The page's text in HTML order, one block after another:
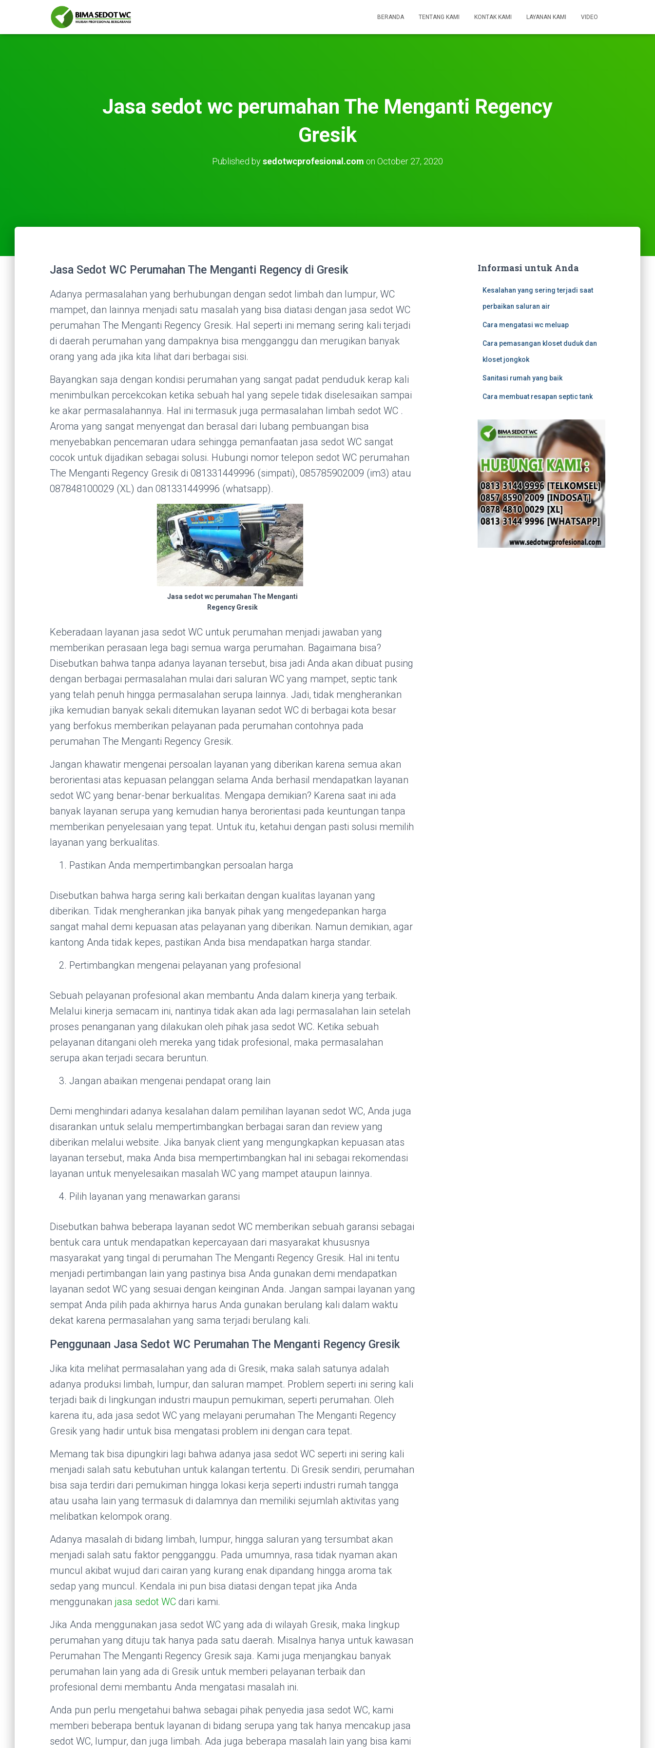
BERANDA TENTANG KAMI KONTAK KAMI LAYANAN KAMI VIDEO
Jasa sedot wc perumahan The Menganti Regency
Gresik
Published bysedotwcprofesional.com on October 27, 2020
Jasa Sedot WC Perumahan The Menganti Regency di Gresik
Adanya permasalahan yang berhubungan dengan sedot limbah dan lumpur, WC
mampet, dan lainnya menjadi satu masalah yang bisa diatasi dengan jasa sedot WC
perumahan The Menganti Regency Gresik. Hal seperti ini memang sering kali terjadi
di daerah perumahan yang dampaknya bisa mengganggu dan merugikan banyak
orang yang ada jika kita lihat dari berbagai sisi.
Bayangkan saja dengan kondisi perumahan yang sangat padat penduduk kerap kali
menimbulkan percekcokan ketika sebuah hal yang sepele tidak diselesaikan sampai
ke akar permasalahannya. Hal ini termasuk juga permasalahan limbah sedot WC .
Aroma yang sangat menyengat dan berasal dari lubang pembuangan bisa
menyebabkan pencemaran udara sehingga pemanfaatan jasa sedot WC sangat
cocok untuk dijadikan sebagai solusi. Hubungi nomor telepon sedot WC perumahan
The Menganti Regency Gresik di 081331449996 (simpati), 085785902009 (im3) atau
087848100029 (XL) dan 081331449996 (whatsapp).
Jasa sedot wc perumahan The Menganti
Regency Gresik
Keberadaan layanan jasa sedot WC untuk perumahan menjadi jawaban yang
memberikan perasaan lega bagi semua warga perumahan. Bagaimana bisa?
Disebutkan bahwa tanpa adanya layanan tersebut, bisa jadi Anda akan dibuat pusing
dengan berbagai permasalahan mulai dari saluran WC yang mampet, septic tank
yang telah penuh hingga permasalahan serupa lainnya. Jadi, tidak mengherankan
jika kemudian banyak sekali ditemukan layanan sedot WC di berbagai kota besar
yang berfokus memberikan pelayanan pada perumahan contohnya pada
perumahan The Menganti Regency Gresik.
Jangan khawatir mengenai persoalan layanan yang diberikan karena semua akan
berorientasi atas kepuasan pelanggan selama Anda berhasil mendapatkan layanan
sedot WC yang benar-benar berkualitas. Mengapa demikian? Karena saat ini ada
banyak layanan serupa yang kemudian hanya berorientasi pada keuntungan tanpa
memberikan penyelesaian yang tepat. Untuk itu, ketahui dengan pasti solusi memilih
layanan yang berkualitas.
Pastikan Anda mempertimbangkan persoalan harga
Disebutkan bahwa harga sering kali berkaitan dengan kualitas layanan yang
diberikan. Tidak mengherankan jika banyak pihak yang mengedepankan harga
sangat mahal demi kepuasan atas pelayanan yang diberikan. Namun demikian, agar
kantong Anda tidak kepes, pastikan Anda bisa mendapatkan harga standar.
Pertimbangkan mengenai pelayanan yang profesional
Sebuah pelayanan profesional akan membantu Anda dalam kinerja yang terbaik.
Melalui kinerja semacam ini, nantinya tidak akan ada lagi permasalahan lain setelah
proses penanganan yang dilakukan oleh pihak jasa sedot WC. Ketika sebuah
pelayanan ditangani oleh mereka yang tidak profesional, maka permasalahan
serupa akan terjadi secara beruntun.
Jangan abaikan mengenai pendapat orang lain
Demi menghindari adanya kesalahan dalam pemilihan layanan sedot WC, Anda juga
disarankan untuk selalu mempertimbangkan berbagai saran dan review yang
diberikan melalui website. Jika banyak client yang mengungkapkan kepuasan atas
layanan tersebut, maka Anda bisa mempertimbangkan hal ini sebagai rekomendasi
layanan untuk menyelesaikan masalah WC yang mampet ataupun lainnya.
Pilih layanan yang menawarkan garansi
Disebutkan bahwa beberapa layanan sedot WC memberikan sebuah garansi sebagai
bentuk cara untuk mendapatkan kepercayaan dari masyarakat khususnya
masyarakat yang tingal di perumahan The Menganti Regency Gresik. Hal ini tentu
menjadi pertimbangan lain yang pastinya bisa Anda gunakan demi mendapatkan
layanan sedot WC yang sesuai dengan keinginan Anda. Jangan sampai layanan yang
sempat Anda pilih pada akhirnya harus Anda gunakan berulang kali dalam waktu
dekat karena permasalahan yang sama terjadi berulang kali.
Penggunaan Jasa Sedot WC Perumahan The Menganti Regency Gresik
Jika kita melihat permasalahan yang ada di Gresik, maka salah satunya adalah
adanya produksi limbah, lumpur, dan saluran mampet. Problem seperti ini sering kali
terjadi baik di lingkungan industri maupun pemukiman, seperti perumahan. Oleh
karena itu, ada jasa sedot WC yang melayani perumahan The Menganti Regency
Gresik yang hadir untuk bisa mengatasi problem ini dengan cara tepat.
Memang tak bisa dipungkiri lagi bahwa adanya jasa sedot WC seperti ini sering kali
menjadi salah satu kebutuhan untuk kalangan tertentu. Di Gresik sendiri, perumahan
bisa saja terdiri dari pemukiman hingga lokasi kerja seperti industri rumah tangga
atau usaha lain yang termasuk di dalamnya dan memiliki sejumlah aktivitas yang
melibatkan kelompok orang.
Adanya masalah di bidang limbah, lumpur, hingga saluran yang tersumbat akan
menjadi salah satu faktor pengganggu. Pada umumnya, rasa tidak nyaman akan
muncul akibat wujud dari cairan yang kurang enak dipandang hingga aroma tak
sedap yang muncul. Kendala ini pun bisa diatasi dengan tepat jika Anda
menggunakan jasa sedot WC dari kami.
Jika Anda menggunakan jasa sedot WC yang ada di wilayah Gresik, maka lingkup
perumahan yang dituju tak hanya pada satu daerah. Misalnya hanya untuk kawasan
Perumahan The Menganti Regency Gresik saja. Kami juga menjangkau banyak
perumahan lain yang ada di Gresik untuk memberi pelayanan terbaik dan
profesional demi membantu Anda mengatasi masalah ini.
Anda pun perlu mengetahui bahwa sebagai pihak penyedia jasa sedot WC, kami
memberi beberapa bentuk layanan di bidang serupa yang tak hanya mencakup jasa
sedot WC, lumpur, dan juga limbah. Ada juga beberapa masalah lain yang bisa kami
Informasi untuk Anda
Kesalahan yang sering terjadi saat
perbaikan saluran air
Cara mengatasi wc meluap
Cara pemasangan kloset duduk dan
kloset jongkok
Sanitasi rumah yang baik
Cara membuat resapan septic tank